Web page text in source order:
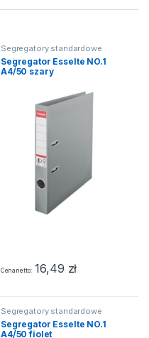
Segregatory standardowe
Segregator Esselte NO.1
A4/50 szary
Cena netto 16,49 zł
Segregatory standardowe
Segregator Esselte NO.1
A4/50 fiolet